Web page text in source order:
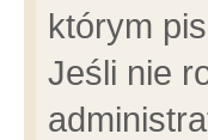
którym
Jeśli nie